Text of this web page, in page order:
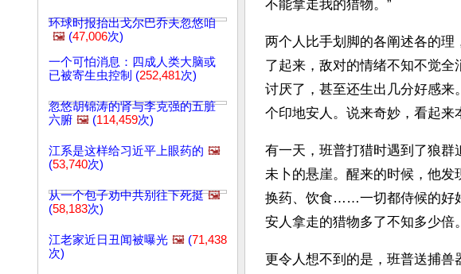
环球时报抬出戈尔巴乔夫忽悠咱
🖼️ (47,006次)
一个可怕消息：四成人类大脑或
已被寄生虫控制 (252,481次)
忽悠胡锦涛的肾与李克强的五脏
六腑 🖼️ (114,459次)
江系是这样给习近平上眼药的 🖼️
(53,740次)
从一个包子劝中共别往下死挺 🖼️
(58,183次)
江老家近日丑闻被曝光 🖼️ (71,438
次)
不能拿走我的猎物。”
两个人比手划脚的各阐述各的
了起来，敌对的情绪不知不觉
讨厌了，甚至还生出几分好感
有一天，班普打猎时遇到了狼
未卜的悬崖。醒来的时候，他发
换药、饮食……一切都侍候的好
安人拿走的猎物多了不知多少倍。
更令人想不到的是，班普送捕兽